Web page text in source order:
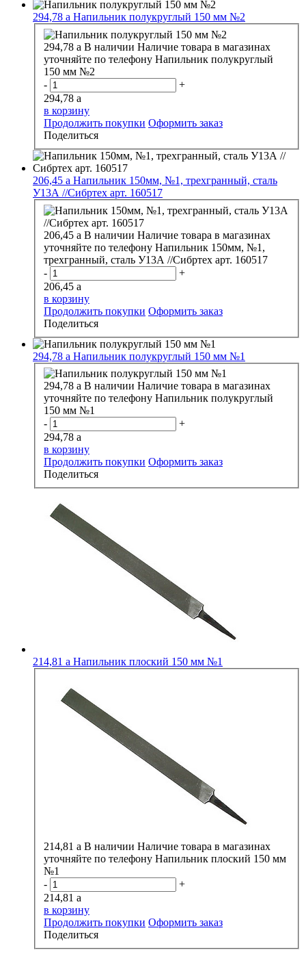
294,78 a Напильник полукруглый 150 мм №2
294,78 a В наличии Наличие товара в магазинах
уточняйте по телефону Напильник полукруглый
150 мм №2
-
+
294,78 a
в корзину
Продолжить покупки Оформить заказ
Поделиться
206,45 a Напильник 150мм, №1, трехгранный, сталь
У13А //Сибртех арт. 160517
206,45 a В наличии Наличие товара в магазинах
уточняйте по телефону Напильник 150мм, №1,
трехгранный, сталь У13А //Сибртех арт. 160517
-
+
206,45 a
в корзину
Продолжить покупки Оформить заказ
Поделиться
294,78 a Напильник полукруглый 150 мм №1
294,78 a В наличии Наличие товара в магазинах
уточняйте по телефону Напильник полукруглый
150 мм №1
-
+
294,78 a
в корзину
Продолжить покупки Оформить заказ
Поделиться
214,81 a Напильник плоский 150 мм №1
214,81 a В наличии Наличие товара в магазинах
уточняйте по телефону Напильник плоский 150 мм
№1
-
+
214,81 a
в корзину
Продолжить покупки Оформить заказ
Поделиться